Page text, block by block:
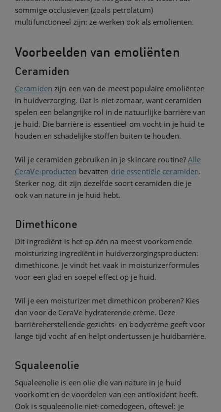
sommige occlusieven (zoals petrolatum)
multifunctioneel zijn: ze werken ook als emoliënten.
Voorbeelden van emoliënten
Ceramiden
Ceramiden zijn een van de meest populaire emoliënten
in huidverzorging. Dat is niet zomaar, want ceramiden
spelen een belangrijke rol in de natuurlijke barrière van
je huid. Die barrière is essentieel om vocht in je huid te
houden en schadelijke stoffen buiten te houden.
Wil je ceramiden gebruiken in je skincare routine?Alle
CeraVe-producten bevatten drie essentiële ceramiden.
Sterker nog, dit zijn dezelfde soort ceramiden die je
ook van nature in je huid hebt.
Dimethicone
Dit ingrediënt is het op één na meest voorkomende
moisturizing ingrediënt in huidverzorgingsproducten:
dimethicone. Je vindt het vaak in moisturizerformules
voor een glad en soepel effect op je huid.
Wil je een moisturizer met dimethicon proberen? Kies
dan voor de CeraVe hydraterende crème. Deze
barrièreherstellende gezichts- en bodycrème geeft voor
lange tijd vocht af en helpt ondertussen je huidbarrière.
Squaleenolie
Squaleenolie is een olie die van nature in je huid
voorkomt en de voordelen van een antioxidant heeft.
Ook is squaleenolie niet-comedogeen, oftewel: je